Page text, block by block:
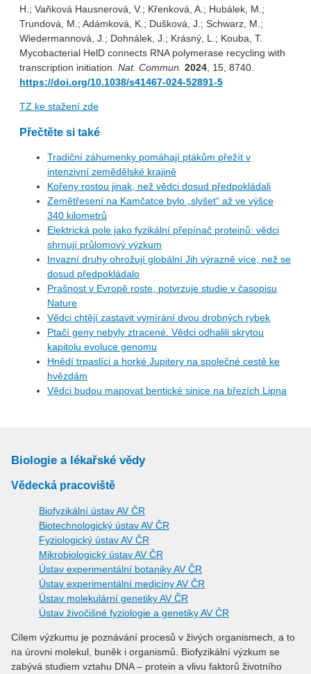
H.; Vaňková Hausnerová, V.; Křenková, A.; Hubálek, M.;
Trundová, M.; Adámková, K.; Dušková, J.; Schwarz, M.;
Wiedermannová, J.; Dohnálek, J.; Krásný, L.; Kouba, T.
Mycobacterial HelD connects RNA polymerase recycling with
transcription initiation. Nat. Commun. 2024, 15, 8740.
https://doi.org/10.1038/s41467-024-52891-5
TZ ke stažení zde
Přečtěte si také
Tradiční záhumenky pomáhají ptákům přežít v
intenzivní zemědělské krajině
Kořeny rostou jinak, než vědci dosud předpokládali
Zemětřesení na Kamčatce bylo „slyšet“ až ve výšce
340 kilometrů
Elektrická pole jako fyzikální přepínač proteinů: vědci
shrnují průlomový výzkum
Invazní druhy ohrožují globální Jih výrazně více, než se
dosud předpokládalo
Prašnost v Evropě roste, potvrzuje studie v časopisu
Nature
Vědci chtějí zastavit vymírání dvou drobných rybek
Ptačí geny nebyly ztracené. Vědci odhalili skrytou
kapitolu evoluce genomu
Hnědí trpaslíci a horké Jupitery na společné cestě ke
hvězdám
Vědci budou mapovat bentické sinice na březích Lipna
Biologie a lékařské vědy
Vědecká pracoviště
Biofyzikální ústav AV ČR
Biotechnologický ústav AV ČR
Fyziologický ústav AV ČR
Mikrobiologický ústav AV ČR
Ústav experimentální botaniky AV ČR
Ústav experimentální medicíny AV ČR
Ústav molekulární genetiky AV ČR
Ústav živočišné fyziologie a genetiky AV ČR
Cílem výzkumu je poznávání procesů v živých organismech, a to
na úrovni molekul, buněk i organismů. Biofyzikální výzkum se
zabývá studiem vztahu DNA – protein a vlivu faktorů životního